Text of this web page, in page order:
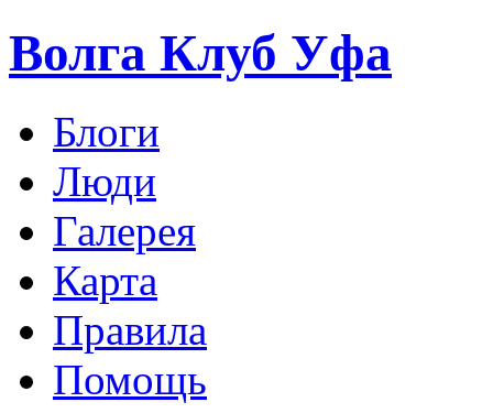
Волга Клуб Уфа
Блоги
Люди
Галерея
Карта
Правила
Помощь